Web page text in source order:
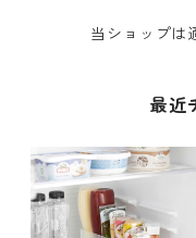
当ショップは
最近